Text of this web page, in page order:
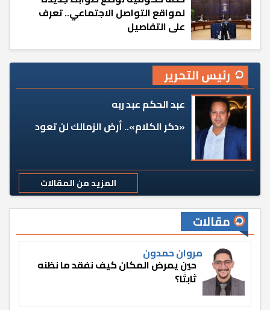
لمواقع التواصل الاجتماعي.. تعرف
على التفاصيل
رئيس التحرير
عبد الحكم عبد ربه
«دكر الكلام».. أرض الزمالك لن تعود
المزيد من المقالات
مقالات
مروان حمدون
حين يمرض المكان كيف نفقد ما نظنه
ثابتًا؟